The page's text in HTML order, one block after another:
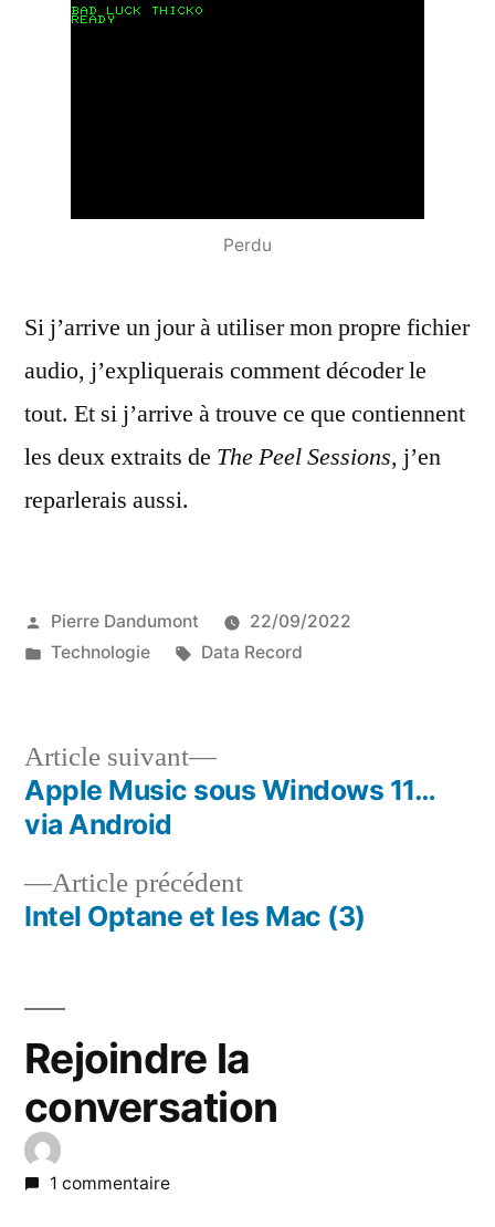
Perdu
Si j’arrive un jour à utiliser mon propre fichier
audio, j’expliquerais comment décoder le
tout. Et si j’arrive à trouve ce que contiennent
les deux extraits de The Peel Sessions, j’en
reparlerais aussi.
Publié
par
Pierre Dandumont
22/09/2022
Publié
Technologie Étiquettes :
Data Record
Navigation
l’article
Article précédentArticle
précédent :
Intel Optane et les Mac (3)
Article suivant
Article
suivant :
Apple Music sous Windows 11…
via Android
Rejoindre la
conversation
1 commentaire